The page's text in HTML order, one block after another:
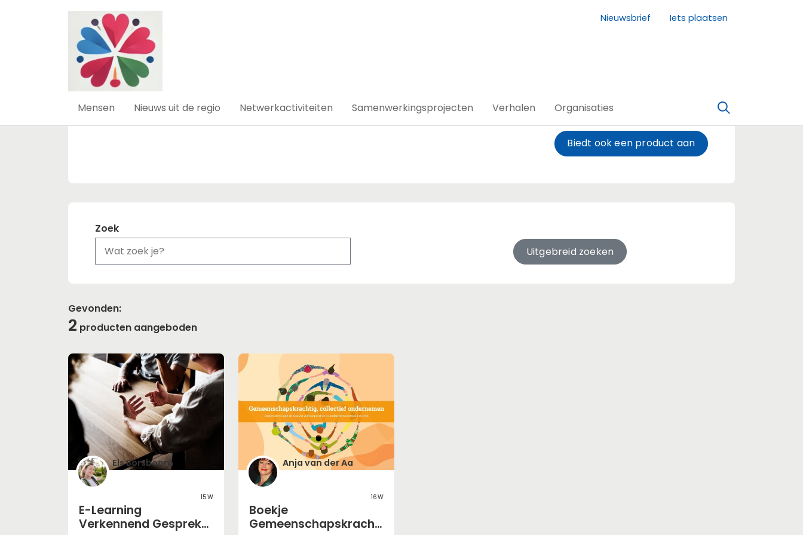
Nieuwsbrief Iets plaatsen
Mensen Nieuws uit de regio Netwerkactiviteiten Samenwerkingsprojecten Verhalen Organisaties
Aangeboden producten
Biedt ook een product aan
Zoek
ZoekenWissen
Uitgebreid zoeken
Gevonden:
2 producten aangeboden
Els Borsboom
15w
E-Learning
Verkennend Gesprek
Anja van der Aa
16w
Boekje
Gemeenschapskrachti